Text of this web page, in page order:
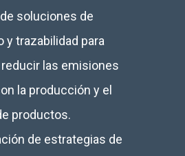
soluciones de
y trazabilidad para
las emisiones
la producción y el
productos.
de estrategias de